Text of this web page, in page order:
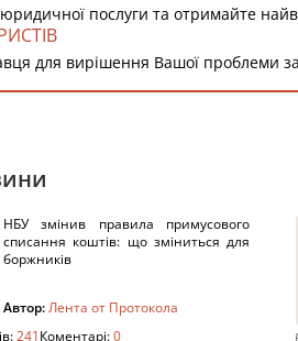
послуги та отримайте
для вирішення Вашої проблеми
НБУ змінив правила примусового
списання коштів: що зміниться для
боржників
Автор:Лента от Протокола
241Коментарі:0